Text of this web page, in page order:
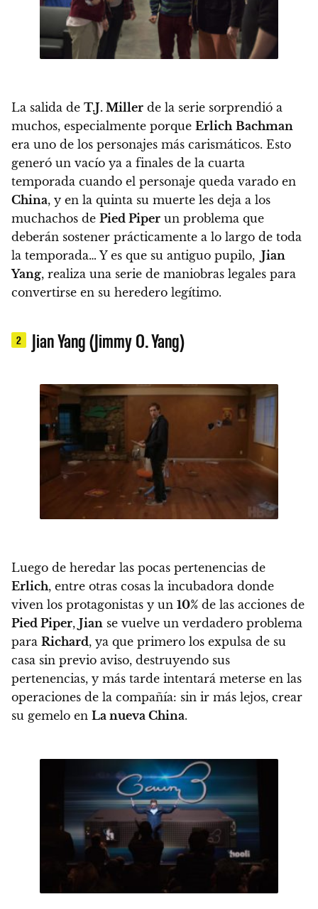
La salida de T.J. Miller de la serie sorprendió a
muchos, especialmente porque Erlich Bachman
era uno de los personajes más carismáticos. Esto
generó un vacío ya a finales de la cuarta
temporada cuando el personaje queda varado en
China, y en la quinta su muerte les deja a los
muchachos de Pied Piper un problema que
deberán sostener prácticamente a lo largo de toda
la temporada… Y es que su antiguo pupilo, Jian
Yang, realiza una serie de maniobras legales para
convertirse en su heredero legítimo.
2 Jian Yang (Jimmy O. Yang)
Luego de heredar las pocas pertenencias de
Erlich, entre otras cosas la incubadora donde
viven los protagonistas y un 10% de las acciones de
Pied Piper, Jian se vuelve un verdadero problema
para Richard, ya que primero los expulsa de su
casa sin previo aviso, destruyendo sus
pertenencias, y más tarde intentará meterse en las
operaciones de la compañía: sin ir más lejos, crear
su gemelo en La nueva China.